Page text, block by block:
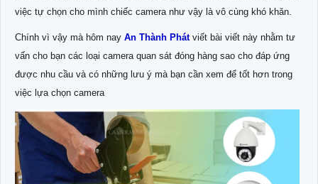
việc tự chọn cho mình chiếc camera như vậy là vô cùng khó khăn.
Chính vì vậy mà hôm nay An Thành Phát viết bài viết này nhằm tư
vấn cho bạn các loại camera quan sát đóng hàng sao cho đáp ứng
được nhu cầu và có những lưu ý mà bạn cần xem để tốt hơn trong
việc lựa chọn camera